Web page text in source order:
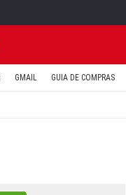
GMAIL GUIA DE COMPRAS